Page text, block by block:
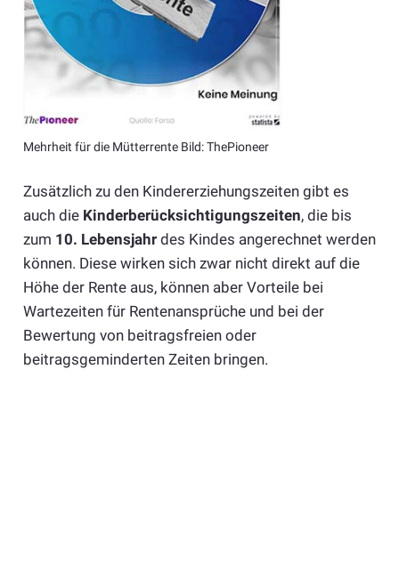
Mehrheit für die Mütterrente Bild: ThePioneer
Zusätzlich zu den Kindererziehungszeiten gibt es
auch die Kinderberücksichtigungszeiten, die bis
zum 10. Lebensjahrdes Kindes angerechnet werden
können. Diese wirken sich zwar nicht direkt auf die
Höhe der Rente aus, können aber Vorteile bei
Wartezeiten für Rentenansprüche und bei der
Bewertung von beitragsfreien oder
beitragsgeminderten Zeiten bringen.